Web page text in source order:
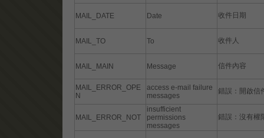
MAIL_DATE Date 收件日期
MAIL_TO To 收件人
MAIL_MAIN Message 信件內容
MAIL_ERROR_OPE
N
access e-mail failure
messages
錯誤：開啟信
MAIL_ERROR_NOT
insufficient
permissions
messages
錯誤：沒有權